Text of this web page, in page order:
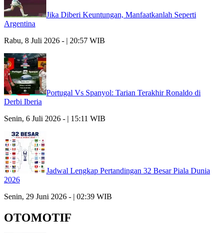
Jika Diberi Keuntungan, Manfaatkanlah Seperti
Argentina
Rabu, 8 Juli 2026 - | 20:57 WIB
Portugal Vs Spanyol: Tarian Terakhir Ronaldo di
Derbi Iberia
Senin, 6 Juli 2026 - | 15:11 WIB
Jadwal Lengkap Pertandingan 32 Besar Piala Dunia
2026
Senin, 29 Juni 2026 - | 02:39 WIB
OTOMOTIF